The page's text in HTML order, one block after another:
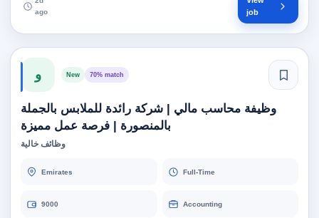
ago
job
و New 70% match
وظيفة محاسب مالي | شركة رائدة للملابس بالجملة
بالمنصورة | فرصة عمل مميزة
وظائف خالية
Emirates Full-Time
9000 Accounting